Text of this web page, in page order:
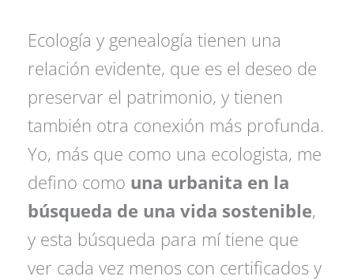
Ecología y genealogía tienen una
relación evidente, que es el deseo de
preservar el patrimonio, y tienen
también otra conexión más profunda.
Yo, más que como una ecologista, me
defino como una urbanita en la
búsqueda de una vida sostenible,
y esta búsqueda para mí tiene que
ver cada vez menos con certificados y